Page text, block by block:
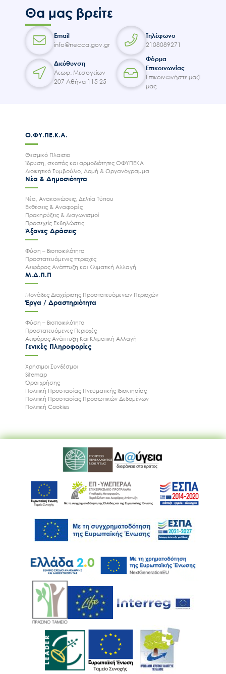
Θα μας βρείτε
Email
info@necca.gov.gr
Τηλέφωνο
2108089271
Διεύθυνση
Λεωφ. Μεσογείων
207 Αθήνα 115 25
Φόρμα
Επικοινωνίας
Επικοινωνήστε μαζί
μας
Ο.ΦΥ.ΠΕ.Κ.Α.
Θεσμικό Πλαισιο
Ίδρυση, σκοπός και αρμοδιότητες ΟΦΥΠΕΚΑ
Διοικητικό Συμβούλιο, Δομή & Οργανόγραμμα
Νέα & Δημοσιότητα
Νέα, Ανακοινώσεις, Δελτία Τύπου
Εκθέσεις & Αναφορές
Προκηρύξεις & Διαγωνισμοί
Προσεχείς Εκδηλώσεις
Άξονες Δράσεις
Φύση – Βιοποικιλότητα
Προστατευόμενες περιοχές
Αειφόρος Ανάπτυξη και Κλιματική Αλλαγή
Μ.Δ.Π.Π
Μονάδες Διαχείρισης Προστατευόμενων Περιοχών
Έργα / Δραστηριότητα
Φύση – Βιοποικιλότητα
Προστατευόμενες Περιοχές
Αειφόρος Ανάπτυξη Και Κλιματική Αλλαγή
Γενικές Πληροφορίες
Χρήσιμοι Συνδέσμοι
Sitemap
Όροι χρήσης
Πολιτική Προστασίας Πνευματικής Ιδιοκτησίας
Πολιτική Προστασίας Προσωπικών Δεδομένων
Πολιτική Cookies